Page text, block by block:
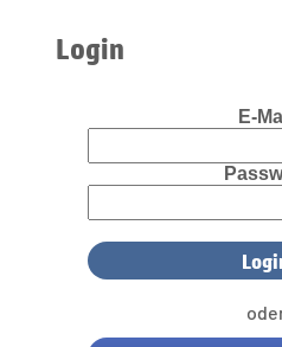
Login
E-